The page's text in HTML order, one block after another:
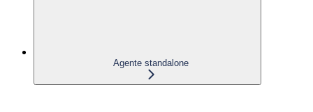
Agente standalone